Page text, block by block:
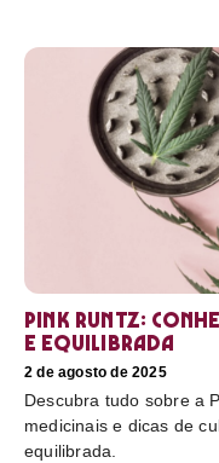
Pink Runtz:
e equilibrada
2 de agosto de 2025
Descubra tudo sobre a
medicinais e dicas de
equilibrada.